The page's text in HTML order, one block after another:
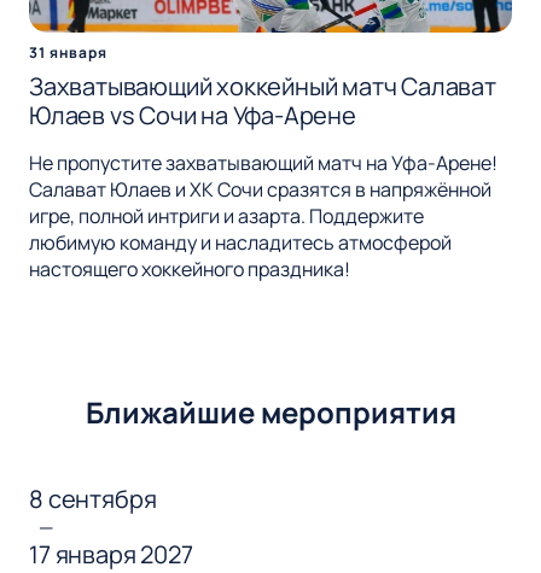
31 января
Захватывающий хоккейный матч Салават
Юлаев vs Сочи на Уфа-Арене
Не пропустите захватывающий матч на Уфа-Арене!
Салават Юлаев и ХК Сочи сразятся в напряжённой
игре, полной интриги и азарта. Поддержите
любимую команду и насладитесь атмосферой
настоящего хоккейного праздника!
Ближайшие мероприятия
8 сентября
—
17 января 2027